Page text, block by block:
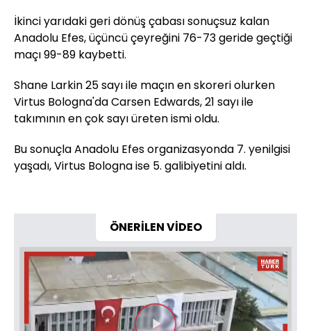
İkinci yarıdaki geri dönüş çabası sonuçsuz kalan
Anadolu Efes, üçüncü çeyreğini 76-73 geride geçtiği
maçı 99-89 kaybetti.
Shane Larkin 25 sayı ile maçın en skoreri olurken
Virtus Bologna'da Carsen Edwards, 21 sayı ile
takımının en çok sayı üreten ismi oldu.
Bu sonuçla Anadolu Efes organizasyonda 7. yenilgisi
yaşadı, Virtus Bologna ise 5. galibiyetini aldı.
ÖNERİLEN VİDEO